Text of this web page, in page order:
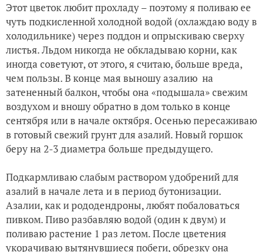
Этот цветок любит прохладу – поэтому я поливаю ее
чуть подкисленной холодной водой (охлаждаю воду в
холодильнике) через поддон и опрыскиваю сверху
листья. Льдом никогда не обкладываю корни, как
иногда советуют, от этого, я считаю, больше вреда,
чем пользы. В конце мая выношу азалию на
затененный балкон, чтобы она «подышала» свежим
воздухом и вношу обратно в дом только в конце
сентября или в начале октября. Осенью пересаживаю
в готовый свежий грунт для азалий. Новый горшок
беру на 2-3 диаметра больше предыдущего.
Подкармливаю слабым раствором удобрений для
азалий в начале лета и в период бутонизации.
Азалии, как и рододендроны, любят побаловаться
пивком. Пиво разбавляю водой (один к двум) и
поливаю растение 1 раз летом. После цветения
укорачиваю вытянувшиеся побеги, обрезку она